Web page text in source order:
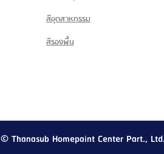
สีอุตสาหกรรม
สีรองพื้น
© Thanasub Homepaint Center Part.,